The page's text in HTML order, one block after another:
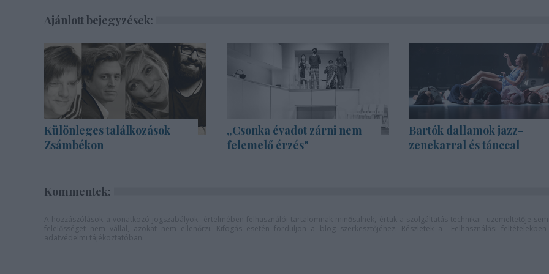
Ajánlott bejegyzések:
Különleges találkozások
Zsámbékon
„Csonka évadot zárni nem
felemelő érzés"
Bartók dallamok jazz-
zenekarral és tánccal
Kommentek: